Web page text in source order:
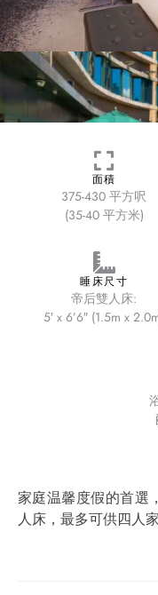
面積
375-430 平方呎
(35-40 平方米)
睡床尺寸
帝后雙人床:
5′ x 6’6″ (1.5m x
家庭温馨度假的首選
人床，最多可供四人